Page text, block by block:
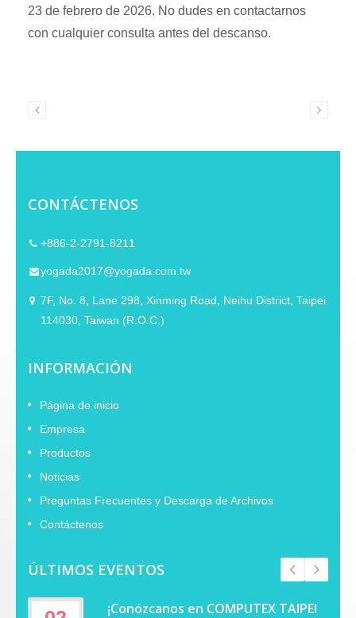
23 de febrero de 2026. No dudes en contactarnos
con cualquier consulta antes del descanso.
CONTÁCTENOS
+886-2-2791-8211
yogada2017@yogada.com.tw
7F, No. 8, Lane 298, Xinming Road, Neihu District, Taipei
114030, Taiwan (R.O.C.)
INFORMACIÓN
Página de inicio
Empresa
Productos
Noticias
Preguntas Frecuentes y Descarga de Archivos
Contáctenos
ÚLTIMOS EVENTOS
¡Conózcanos en COMPUTEX TAIPEI